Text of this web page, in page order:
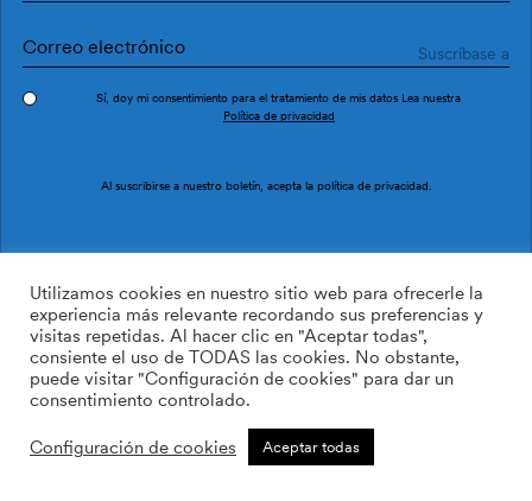
Ref. M5101-2
113.64$ /m2
Sí, doy mi consentimiento para el tratamiento de mis datos Lea nuestra
Política de privacidad
Al suscribirse a nuestro boletín, acepta la política de privacidad
Utilizamos cookies en nuestro sitio web para ofrecerle la
experiencia más relevante recordando sus preferencias y
visitas repetidas. Al hacer clic en "Aceptar todas",
consiente el uso de TODAS las cookies. No obstante,
puede visitar "Configuración de cookies" para dar un
consentimiento controlado.
Configuración de cookies Aceptar todas